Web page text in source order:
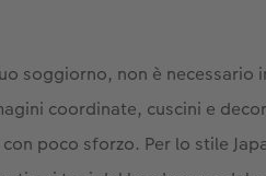
soggiorno, non è necessario
coordinate, cuscini e
poco sforzo. Per lo stile